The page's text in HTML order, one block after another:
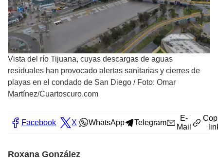
Vista del río Tijuana, cuyas descargas de aguas
residuales han provocado alertas sanitarias y cierres de
playas en el condado de San Diego / Foto: Omar
Martínez/Cuartoscuro.com
Facebook X WhatsApp Telegram
E-
Mail
Roxana González